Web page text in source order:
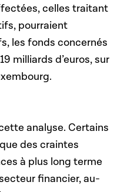
celles traitant
pourraient
les fonds concernés
milliards d’euros, sur
analyse. Certains
des craintes
à plus long terme
financier, au-